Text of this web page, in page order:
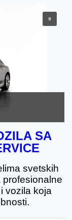
SA
svetskih
vozila koja